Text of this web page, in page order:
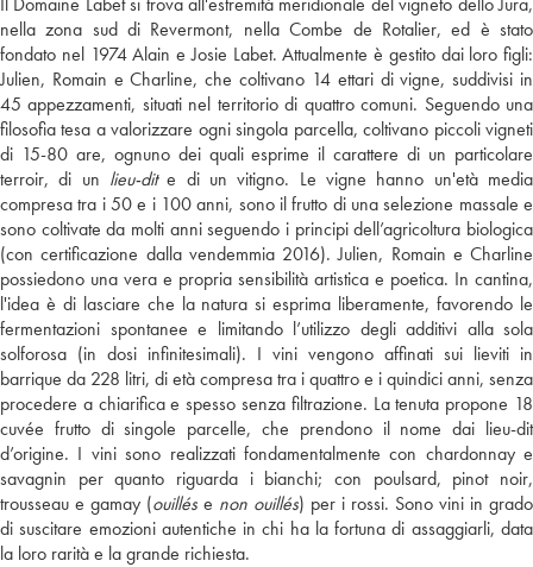
nella zona sud di Revermont, nella Combe de Rotalier, ed è stato
fondato nel 1974 Alain e Josie Labet. Attualmente è gestito dai loro figli:
Julien, Romain e Charline, che coltivano 14 ettari di vigne, suddivisi in
45 appezzamenti, situati nel territorio di quattro comuni. Seguendo una
filosofia tesa a valorizzare ogni singola parcella, coltivano piccoli vigneti
di 15-80 are, ognuno dei quali esprime il carattere di un particolare
terroir, di un lieu-dite di un vitigno. Le vigne hanno un'età media
compresa tra i 50 e i 100 anni, sono il frutto di una selezione massale e
sono coltivate da molti anni seguendo i principi dell’agricoltura biologica
(con certificazione dalla vendemmia 2016). Julien, Romain e Charline
possiedono una vera e propria sensibilità artistica e poetica. In cantina,
l'idea è di lasciare che la natura si esprima liberamente, favorendo le
fermentazioni spontanee e limitando l’utilizzo degli additivi alla sola
solforosa (in dosi infinitesimali). I vini vengono affinati sui lieviti in
barrique da 228 litri, di età compresa tra i quattro e i quindici anni, senza
procedere a chiarifica e spesso senza filtrazione. La tenuta propone 18
cuvée frutto di singole parcelle, che prendono il nome dai lieu-dit
d’origine. I vini sono realizzati fondamentalmente con chardonnay e
savagnin per quanto riguarda i bianchi; con poulsard, pinot noir,
trousseau e gamay (ouillés e non ouillés) per i rossi. Sono vini in grado
di suscitare emozioni autentiche in chi ha la fortuna di assaggiarli, data
la loro rarità e la grande richiesta.